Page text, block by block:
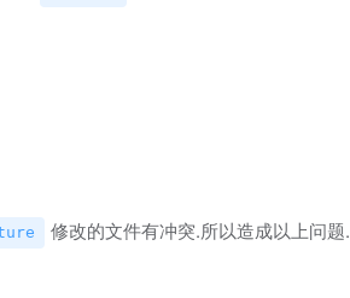
修改的文件有冲突.所以造成以上问题.